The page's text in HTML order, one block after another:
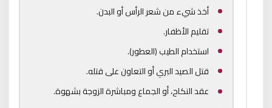
أخذ شيء من شعر الرأس أو البدن.
تقليم الأظفار.
استخدام الطيب (العطور).
قتل الصيد البري أو التعاون على قتله.
عقد النكاح، أو الجماع ومباشرة الزوجة بشهوة.